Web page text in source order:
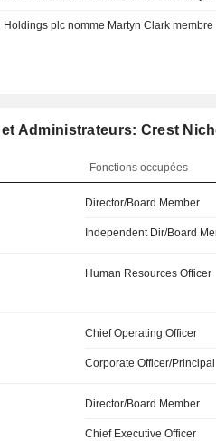
Administrateurs: Crest
Fonctions occupées
Director/Board Member
Independent Dir/Board
Human Resources Officer
Chief Operating Officer
Corporate Officer/Principal
Director/Board Member
Chief Executive Officer